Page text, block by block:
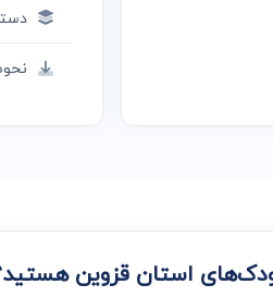
استان قزوین